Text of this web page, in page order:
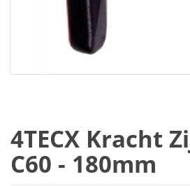
4TECX Kracht
C60 - 180mm